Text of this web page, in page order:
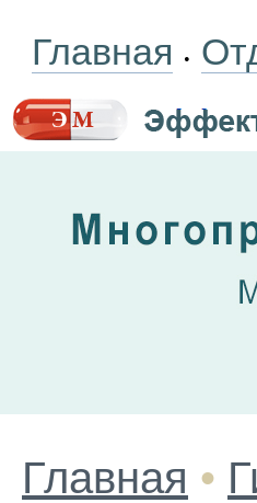
Главная •
Главная •